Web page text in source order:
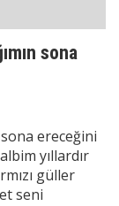
sona
ereceğini
yıllardır
güller
seni